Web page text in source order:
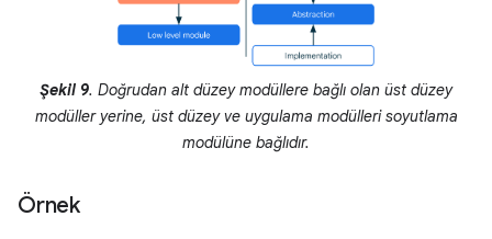
Şekil 9. Doğrudan alt düzey modüllere bağlı olan üst düzey
modüller yerine, üst düzey ve uygulama modülleri soyutlama
modülüne bağlıdır.
Örnek